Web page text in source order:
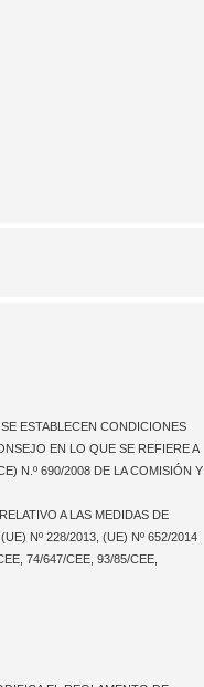
ESTABLECEN CONDICIONES
EN LO QUE SE REFIERE A
N.º 690/2008 DE LA COMISIÓN Y
A LAS MEDIDAS DE
Nº 228/2013, (UE) Nº 652/2014
74/647/CEE, 93/85/CEE,